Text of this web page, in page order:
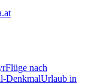
Flüge nach
DenkmalUrlaub in